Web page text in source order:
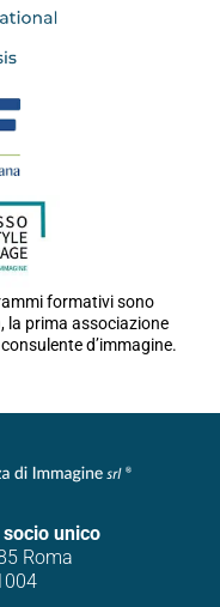
formativi sono
la prima associazione
d’immagine.
unico
Roma